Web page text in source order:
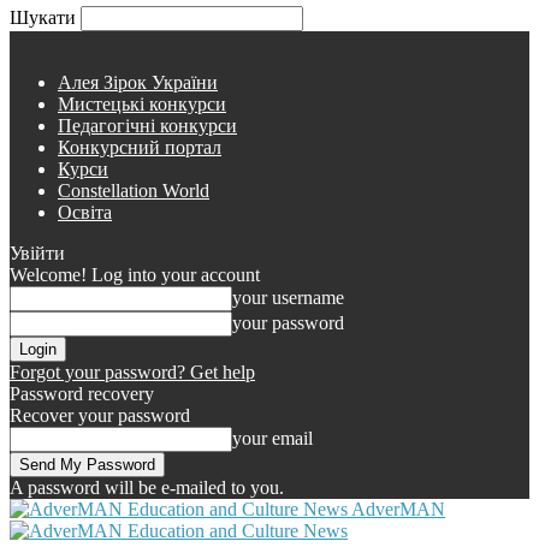
Шукати
Алея Зірок України
Мистецькі конкурси
Педагогічні конкурси
Конкурсний портал
Курси
Constellation World
Освіта
Увійти
Welcome! Log into your account
your username
your password
Forgot your password? Get help
Password recovery
Recover your password
your email
A password will be e-mailed to you.
AdverMAN